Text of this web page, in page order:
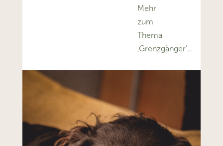
Mehr
zum
Thema
‚Grenzgänger’…